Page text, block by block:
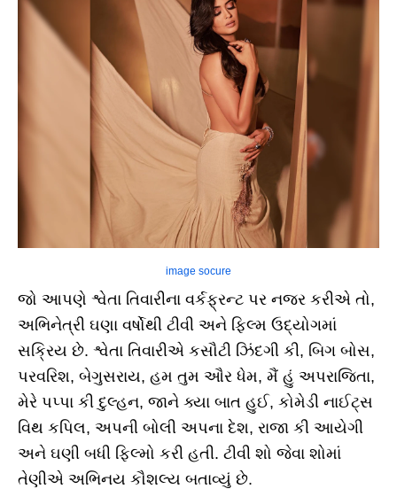
image socure
જો આપણે શ્વેતા તિવારીના વર્કફ્રન્ટ પર નજર કરીએ તો,
અભિનેત્રી ઘણા વર્ષોથી ટીવી અને ફિલ્મ ઉદ્યોગમાં
સક્રિય છે. શ્વેતા તિવારીએ કસૌટી ઝિંદગી કી, બિગ બોસ,
પરવરિશ, બેગુસરાય, હમ તુમ ઔર ધેમ, મૈં હું અપરાજિતા,
મેરે પપ્પા કી દુલ્હન, જાને ક્યા બાત હુઈ, કોમેડી નાઈટ્સ
વિથ કપિલ, અપની બોલી અપના દેશ, રાજા કી આયેગી
અને ઘણી બધી ફિલ્મો કરી હતી. ટીવી શો જેવા શોમાં
તેણીએ અભિનય કૌશલ્ય બતાવ્યું છે.